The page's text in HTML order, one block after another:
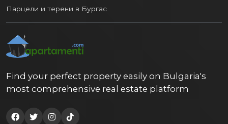
Парцели и терени в Бургас
Find your perfect property easily on Bulgaria's
most comprehensive real estate platform